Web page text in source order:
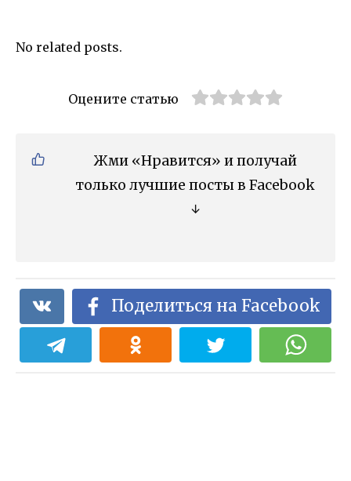
No related posts.
Оцените статью
Жми «Нравится» и получай
только лучшие посты в Facebook
↓
Поделиться на Facebook